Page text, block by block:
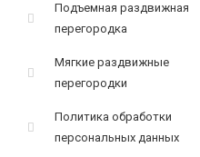
Подъемная раздвижная
перегородка
Мягкие раздвижные
перегородки
Политика обработки
персональных данных